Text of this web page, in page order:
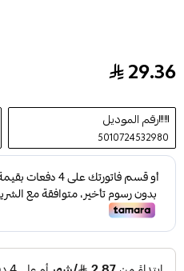
شامبو جاف باتيست هيدرات 200 مل batiste hydrate dry shampoo 200ml
29.36
رقم الموديل
5010724532980